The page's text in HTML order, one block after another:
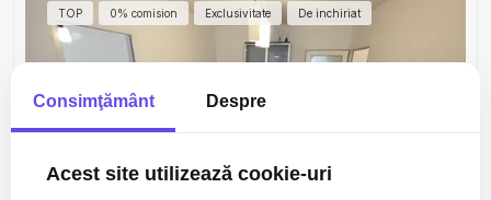
TOP 0% comision Exclusivitate De inchiriat
Consimţământ Despre
Acest site utilizează cookie-uri